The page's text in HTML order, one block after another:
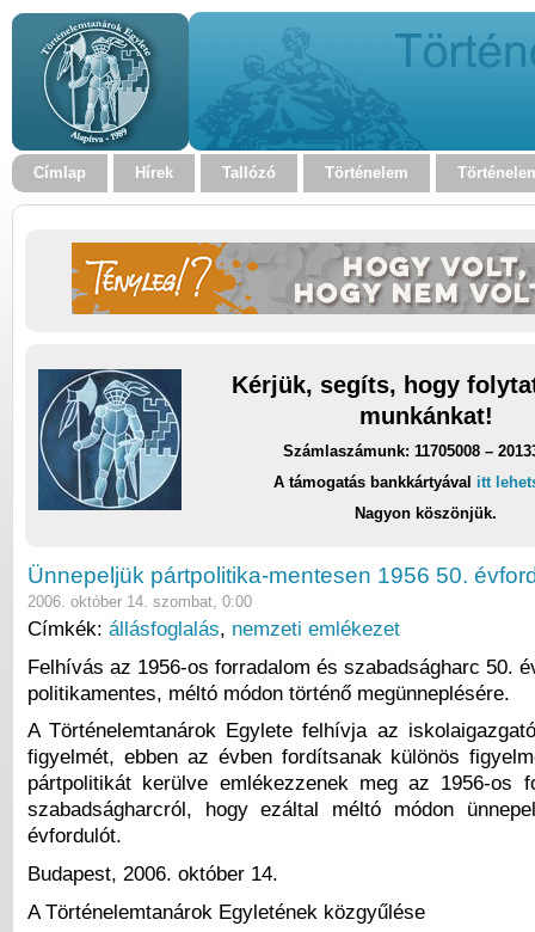
Címlap Hírek Tallózó Történelem
Kérjük, segíts, hogy
munkánkat!
Számlaszámunk: 11705008 –
A támogatás bankkártyával itt
Nagyon köszönjük.
Ünnepeljük pártpolitika-mentesen 1956 50.
2006. október 14. szombat, 0:00
Címkék: állásfoglalás, nemzeti emlékezet
Felhívás az 1956-os forradalom és szabadságharc 50.
politikamentes, méltó módon történő megünneplésére.
A Történelemtanárok Egylete felhívja az
figyelmét, ebben az évben fordítsanak különös
pártpolitikát kerülve emlékezzenek meg az 1956-os
szabadságharcról, hogy ezáltal méltó módon
évfordulót.
Budapest, 2006. október 14.
A Történelemtanárok Egyletének közgyűlése